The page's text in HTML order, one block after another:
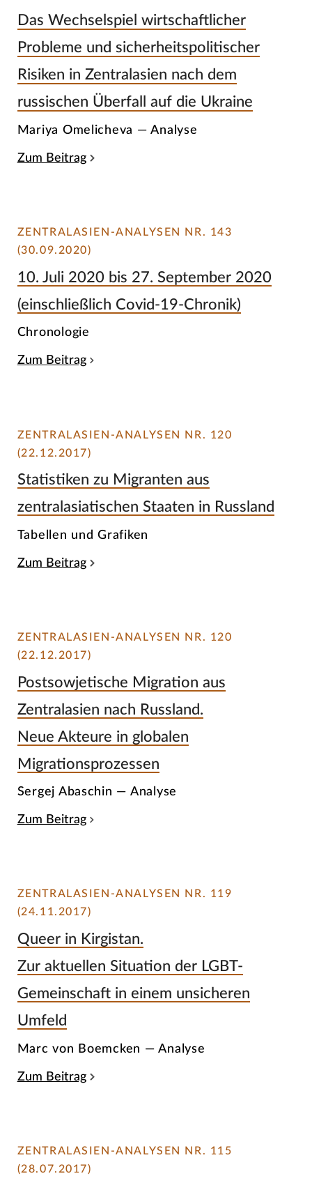
Das Wechselspiel wirtschaftlicher
Probleme und sicherheitspolitischer
Risiken in Zentralasien nach dem
russischen Überfall auf die Ukraine
Mariya Omelicheva — Analyse
Zum Beitrag
ZENTRALASIEN-ANALYSEN NR. 143
(30.09.2020)
10. Juli 2020 bis 27. September 2020
(einschließlich Covid-19-Chronik)
Chronologie
Zum Beitrag
ZENTRALASIEN-ANALYSEN NR. 120
(22.12.2017)
Statistiken zu Migranten aus
zentralasiatischen Staaten in Russland
Tabellen und Grafiken
Zum Beitrag
ZENTRALASIEN-ANALYSEN NR. 120
(22.12.2017)
Postsowjetische Migration aus
Zentralasien nach Russland.
Neue Akteure in globalen
Migrationsprozessen
Sergej Abaschin — Analyse
Zum Beitrag
ZENTRALASIEN-ANALYSEN NR. 119
(24.11.2017)
Queer in Kirgistan.
Zur aktuellen Situation der LGBT-
Gemeinschaft in einem unsicheren
Umfeld
Marc von Boemcken — Analyse
Zum Beitrag
ZENTRALASIEN-ANALYSEN NR. 115
(28.07.2017)